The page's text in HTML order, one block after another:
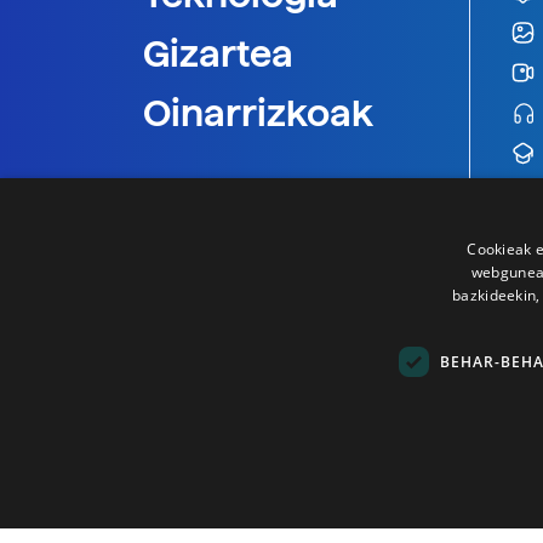
Gizartea
Oinarrizkoak
Cookieak
BEHAR-